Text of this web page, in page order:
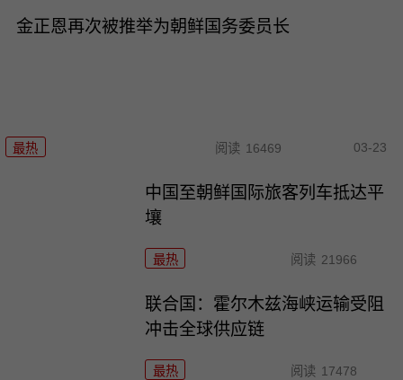
金正恩再次被推举为朝鲜国务委员长
最热 阅读 16469 03-23
中国至朝鲜国际旅客列车抵达平
壤
最热 阅读 21966
联合国：霍尔木兹海峡运输受阻
冲击全球供应链
最热 阅读 17478